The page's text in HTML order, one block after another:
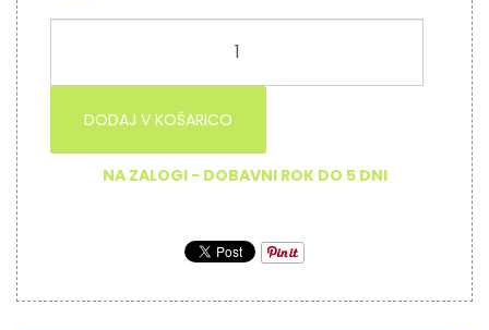
DODAJ V KOŠARICO
NA ZALOGI - DOBAVNI ROK DO 5 DNI